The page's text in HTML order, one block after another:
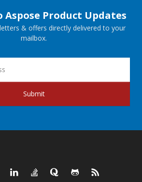
Aspose Product Updates
& offers directly delivered to your
mailbox.
Submit